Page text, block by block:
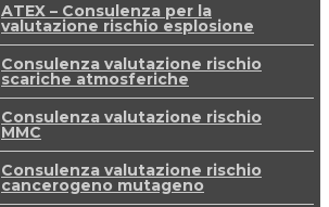
ATEX – Consulenza per la
valutazione rischio esplosione
Consulenza valutazione rischio
scariche atmosferiche
Consulenza valutazione rischio
MMC
Consulenza valutazione rischio
cancerogeno mutageno